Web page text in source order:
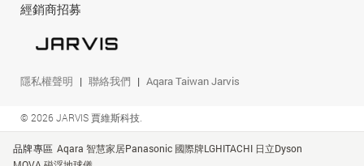
經銷商招募
隱私權聲明 聯絡我們 Aqara Taiwan Jarvis
© 2026 JARVIS 賈維斯科技.
品牌專區 Aqara 智慧家居Panasonic 國際牌LGHITACHI 日立Dyson